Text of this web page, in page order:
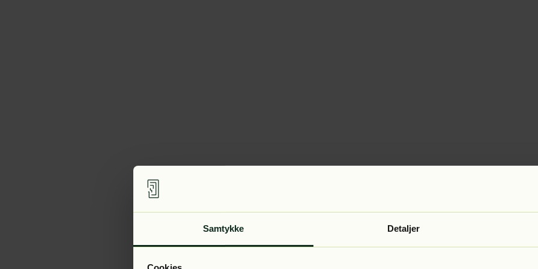
Samtykke Detaljer